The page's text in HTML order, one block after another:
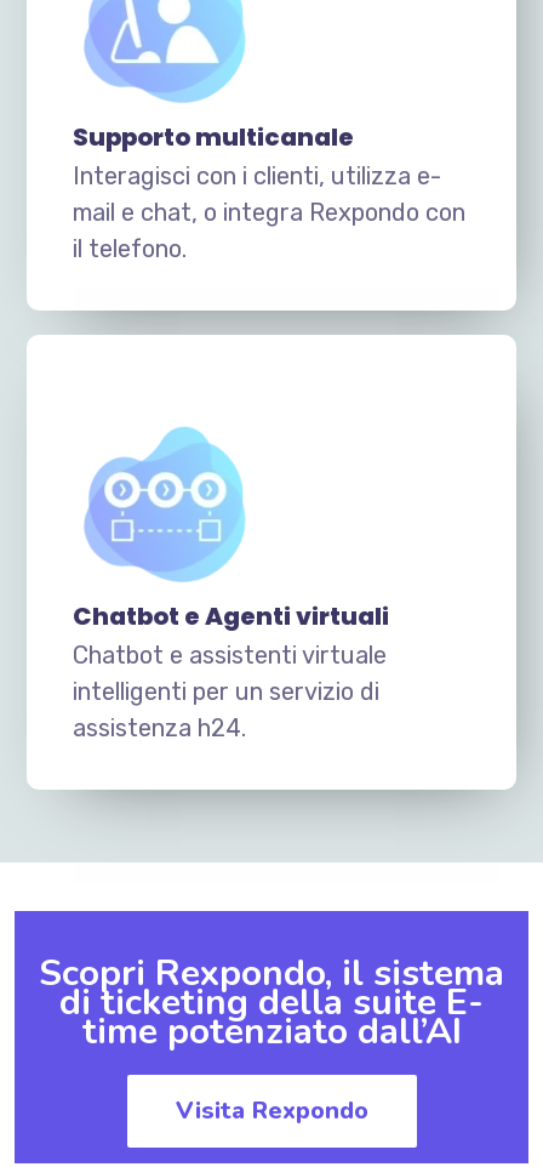
Supporto multicanale
Interagisci con i clienti, utilizza e-
mail e chat, o integra Rexpondo con
il telefono.
Chatbot e Agenti virtuali
Chatbot e assistenti virtuale
intelligenti per un servizio di
assistenza h24.
Scopri Rexpondo, il sistema
di ticketing della suite E-
time potenziato dall’AI
Visita Rexpondo